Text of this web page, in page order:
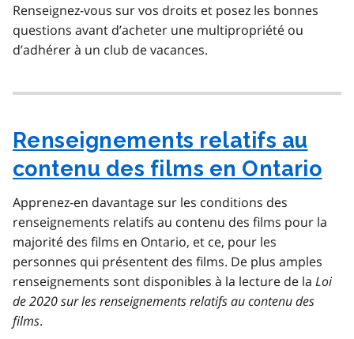
Renseignez-vous sur vos droits et posez les bonnes
questions avant d’acheter une multipropriété ou
d’adhérer à un club de vacances.
Renseignements relatifs au
contenu des films en Ontario
Apprenez-en davantage sur les conditions des
renseignements relatifs au contenu des films pour la
majorité des films en Ontario, et ce, pour les
personnes qui présentent des films. De plus amples
renseignements sont disponibles à la lecture de la Loi
de 2020 sur les renseignements relatifs au contenu des
films.